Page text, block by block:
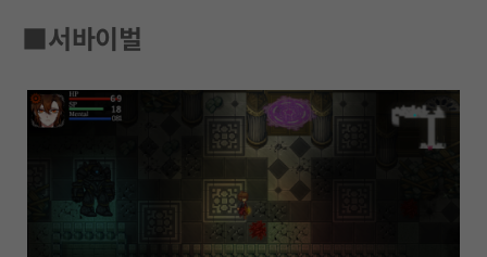
■서바이벌